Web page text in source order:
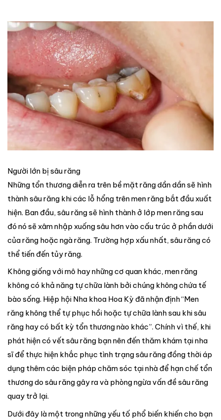
Người lớn bị sâu răng
Những tổn thương diễn ra trên bề mặt răng dần dần sẽ hình
thành sâu răng khi các lỗ hổng trên men răng bắt đầu xuất
hiện. Ban đầu, sâu răng sẽ hình thành ở lớp men răng sau
đó nó sẽ xâm nhập xuống sâu hơn vào cấu trúc ở phần dưới
của răng hoặc ngà răng. Trường hợp xấu nhất, sâu răng có
thể tiến đến tủy răng.
Không giống với mô hay những cơ quan khác, men răng
không có khả năng tự chữa lành bởi chúng không chứa tế
bào sống. Hiệp hội Nha khoa Hoa Kỳ đã nhận định “Men
răng không thể tự phục hồi hoặc tự chữa lành sau khi sâu
răng hay có bất kỳ tổn thương nào khác”. Chính vì thế, khi
phát hiện có vết sâu răng bạn nên đến thăm khám tại nha
sĩ để thực hiện khắc phục tình trạng sâu răng đồng thời áp
dụng thêm các biện pháp chăm sóc tại nhà để hạn chế tổn
thương do sâu răng gây ra và phòng ngừa vấn đề sâu răng
quay trở lại.
Dưới đây là một trong những yếu tố phổ biến khiến cho bạn